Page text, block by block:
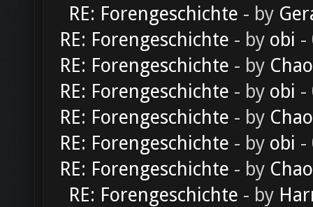
RE: Forengeschichte - by
RE: Forengeschichte - by obi -
RE: Forengeschichte - by
RE: Forengeschichte - by obi -
RE: Forengeschichte - by
RE: Forengeschichte - by obi -
RE: Forengeschichte - by
RE: Forengeschichte - by